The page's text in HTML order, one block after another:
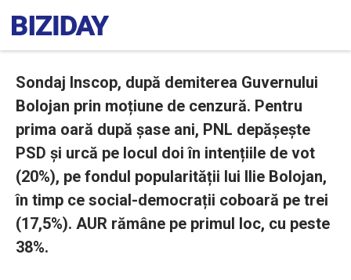
Sondaj Inscop, după demiterea Guvernului
Bolojan prin moțiune de cenzură. Pentru
prima oară după șase ani, PNL depășește
PSD și urcă pe locul doi în intențiile de vot
(20%), pe fondul popularității lui Ilie Bolojan,
în timp ce social-democrații coboară pe trei
(17,5%). AUR rămâne pe primul loc, cu peste
38%.